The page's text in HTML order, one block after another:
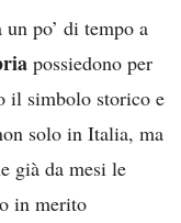
po’ di tempo a
possiedono per
il simbolo storico e
solo in Italia, ma
già da mesi le
in merito